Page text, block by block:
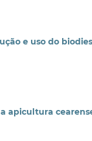
e uso do
apicultura